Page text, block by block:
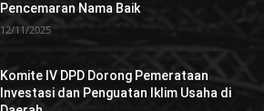
Pencemaran Nama Baik
12/11/2025
Komite IV DPD Dorong Pemerataan
Investasi dan Penguatan Iklim Usaha di